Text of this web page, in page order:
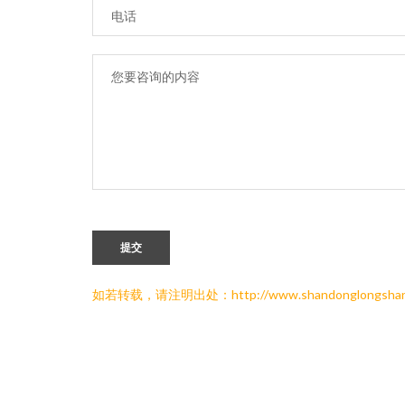
提交
如若转载，请注明出处：http://